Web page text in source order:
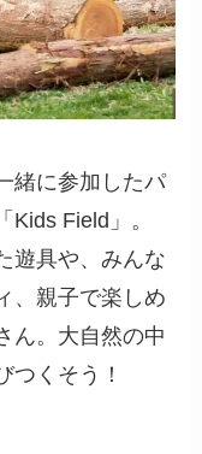
緒に参加したパ
Field」。
遊具や、みんな
、親子で楽しめ
ん。大自然の中
つくそう！